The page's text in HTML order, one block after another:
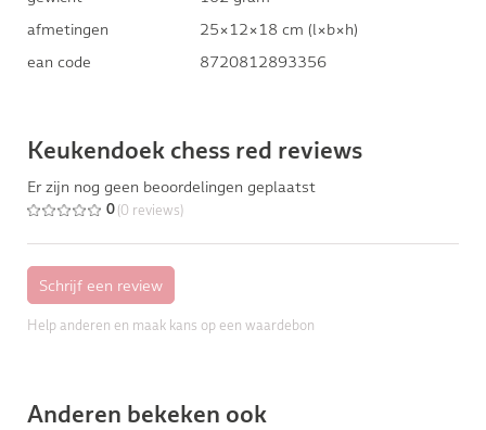
afmetingen
25×12×18 cm (l×b×h)
ean code
8720812893356
Keukendoek chess red reviews
Er zijn nog geen beoordelingen geplaatst
0 (0 reviews)
Help anderen en maak kans op een waardebon
Anderen bekeken ook